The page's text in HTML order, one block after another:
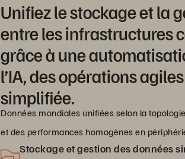
Unifiez le stockage et la
entre les infrastructures
grâce à une
l’IA, des opérations
simplifiée.
Données mondiales unifiées selon la
et des performances homogènes en
Stockage et gestion des données